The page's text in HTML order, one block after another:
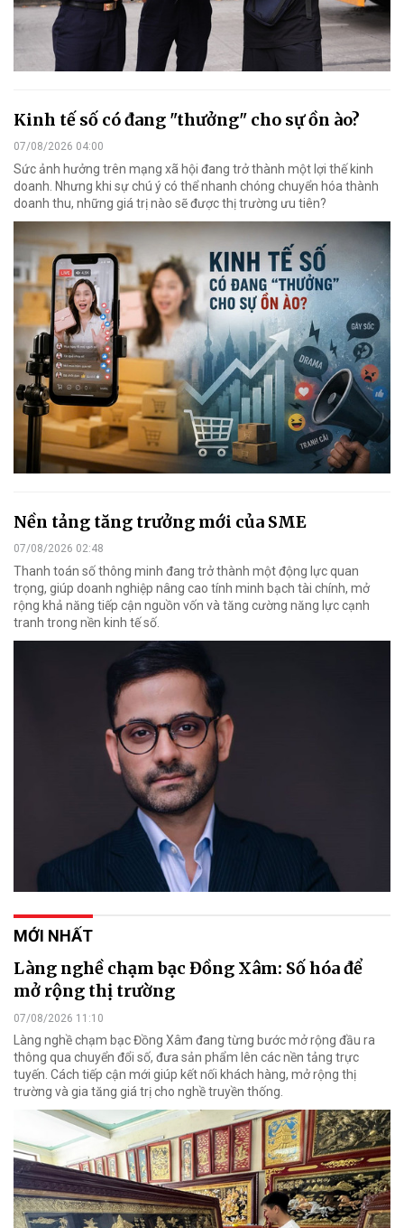
Kinh tế số có đang "thưởng" cho sự ồn ào?
07/08/2026 04:00
Sức ảnh hưởng trên mạng xã hội đang trở thành một lợi thế kinh
doanh. Nhưng khi sự chú ý có thể nhanh chóng chuyển hóa thành
doanh thu, những giá trị nào sẽ được thị trường ưu tiên?
Nền tảng tăng trưởng mới của SME
07/08/2026 02:48
Thanh toán số thông minh đang trở thành một động lực quan
trọng, giúp doanh nghiệp nâng cao tính minh bạch tài chính, mở
rộng khả năng tiếp cận nguồn vốn và tăng cường năng lực cạnh
tranh trong nền kinh tế số.
MỚI NHẤT
Làng nghề chạm bạc Đồng Xâm: Số hóa để
mở rộng thị trường
07/08/2026 11:10
Làng nghề chạm bạc Đồng Xâm đang từng bước mở rộng đầu ra
thông qua chuyển đổi số, đưa sản phẩm lên các nền tảng trực
tuyến. Cách tiếp cận mới giúp kết nối khách hàng, mở rộng thị
trường và gia tăng giá trị cho nghề truyền thống.